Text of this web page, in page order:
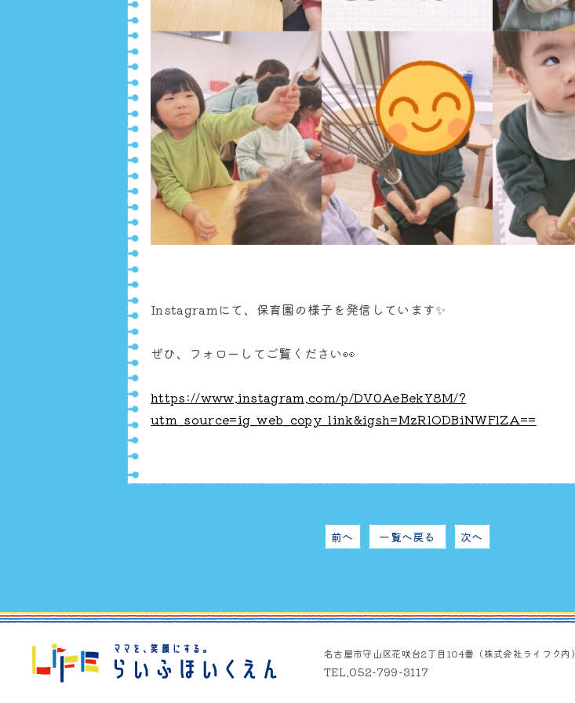
Instagramにて、保育園の様子を発信しています✨
ぜひ、フォローしてご覧ください👀
https://www.instagram.com/p/DV0AeBekY8M/?
utm_source=ig_web_copy_link&igsh=MzRlODBiNWFlZA==
前へ 一覧へ戻る 次へ
名古屋市守山区花咲台2丁目104番（株式会社ライフク内）
TEL.052-799-3117